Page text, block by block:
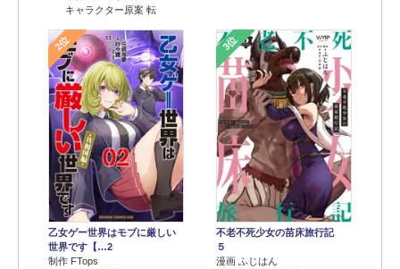
キャラクター原案 転
2位
乙女ゲー世界はモブに厳しい
世界です【…2
制作 FTops
3位
不老不死少女の苗床旅行記
５
漫画 ふじはん